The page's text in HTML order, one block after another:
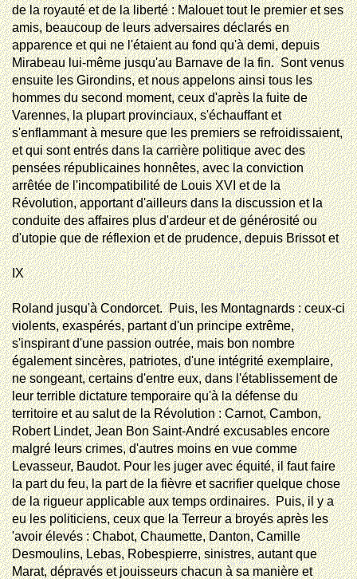
de la royauté et de la liberté : Malouet tout le premier et ses
amis, beaucoup de leurs adversaires déclarés en
apparence et qui ne l'étaient au fond qu'à demi, depuis
Mirabeau lui-même jusqu'au Barnave de la fin.  Sont venus
ensuite les Girondins, et nous appelons ainsi tous les
hommes du second moment, ceux d'après la fuite de
Varennes, la plupart provinciaux, s'échauffant et
s'enflammant à mesure que les premiers se refroidissaient,
et qui sont entrés dans la carrière politique avec des
pensées républicaines honnêtes, avec la conviction
arrêtée de l'incompatibilité de Louis XVI et de la
Révolution, apportant d'ailleurs dans la discussion et la
conduite des affaires plus d'ardeur et de générosité ou
d'utopie que de réflexion et de prudence, depuis Brissot et
IX
Roland jusqu'à Condorcet.  Puis, les Montagnards : ceux-ci
violents, exaspérés, partant d'un principe extrême,
s'inspirant d'une passion outrée, mais bon nombre
également sincères, patriotes, d'une intégrité exemplaire,
ne songeant, certains d'entre eux, dans l'établissement de
leur terrible dictature temporaire qu'à la défense du
territoire et au salut de la Révolution : Carnot, Cambon,
Robert Lindet, Jean Bon Saint-André excusables encore
malgré leurs crimes, d'autres moins en vue comme
Levasseur, Baudot. Pour les juger avec équité, il faut faire
la part du feu, la part de la fièvre et sacrifier quelque chose
de la rigueur applicable aux temps ordinaires.  Puis, il y a
eu les politiciens, ceux que la Terreur a broyés après les
'avoir élevés : Chabot, Chaumette, Danton, Camille
Desmoulins, Lebas, Robespierre, sinistres, autant que
Marat, dépravés et jouisseurs chacun à sa manière et